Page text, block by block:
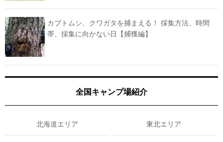
カブトムシ、クワガタを捕まえる！ 採集方法、時間
帯、採集に向かない日【捕獲編】
全国キャンプ場紹介
北海道エリア 東北エリア